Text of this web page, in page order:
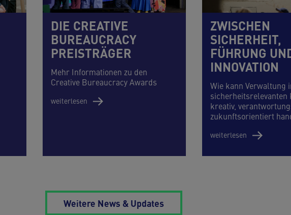
DIE CREATIVE
BUREAUCRACY
PREISTRÄGER
Mehr Informationen zu den
Creative Bureaucracy Awards
weiterlesen
ZWISCHEN
SICHERHEIT,
FÜHRUNG
INNOVATION
Wie kann Verwaltung
sicherheitsrelevanten
kreativ,
zukunftsorientiert
weiterlesen
Weitere News & Updates